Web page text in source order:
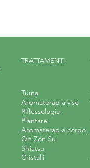
TRATTAMENTI
Tuina
Aromaterapia viso
Riflessologia
Plantare
Aromaterapia corpo
On Zon Su
Shiatsu
Cristalli